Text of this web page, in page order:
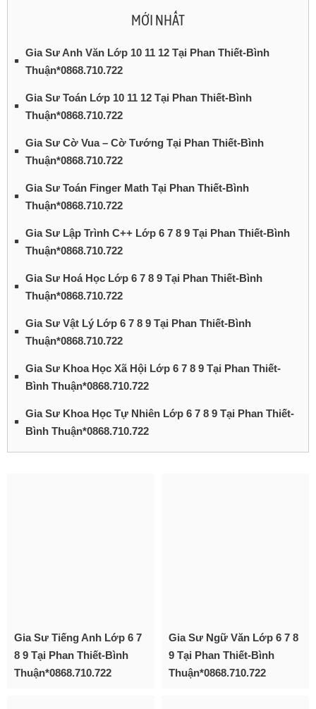
MỚI NHẤT
Gia Sư Anh Văn Lớp 10 11 12 Tại Phan Thiết-Bình
Thuận*0868.710.722
Gia Sư Toán Lớp 10 11 12 Tại Phan Thiết-Bình
Thuận*0868.710.722
Gia Sư Cờ Vua – Cờ Tướng Tại Phan Thiết-Bình
Thuận*0868.710.722
Gia Sư Toán Finger Math Tại Phan Thiết-Bình
Thuận*0868.710.722
Gia Sư Lập Trình C++ Lớp 6 7 8 9 Tại Phan Thiết-Bình
Thuận*0868.710.722
Gia Sư Hoá Học Lớp 6 7 8 9 Tại Phan Thiết-Bình
Thuận*0868.710.722
Gia Sư Vật Lý Lớp 6 7 8 9 Tại Phan Thiết-Bình
Thuận*0868.710.722
Gia Sư Khoa Học Xã Hội Lớp 6 7 8 9 Tại Phan Thiết-
Bình Thuận*0868.710.722
Gia Sư Khoa Học Tự Nhiên Lớp 6 7 8 9 Tại Phan Thiết-
Bình Thuận*0868.710.722
Gia Sư Tiếng Anh Lớp 6 7
8 9 Tại Phan Thiết-Bình
Thuận*0868.710.722
Gia Sư Ngữ Văn Lớp 6 7 8
9 Tại Phan Thiết-Bình
Thuận*0868.710.722